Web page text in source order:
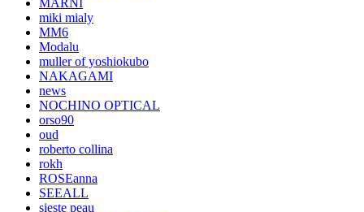
miki mialy
MM6
Modalu
muller of yoshiokubo
NAKAGAMI
news
NOCHINO OPTICAL
orso90
oud
roberto collina
rokh
ROSEanna
SEEALL
sieste peau